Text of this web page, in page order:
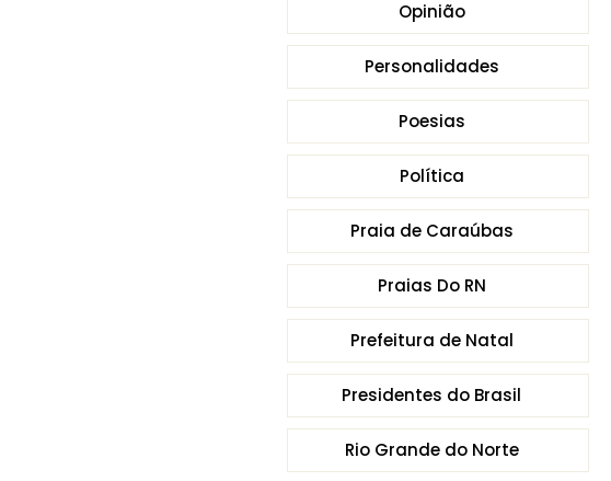
Opinião
Personalidades
Poesias
Política
Praia de Caraúbas
Praias Do RN
Prefeitura de Natal
Presidentes do Brasil
Rio Grande do Norte